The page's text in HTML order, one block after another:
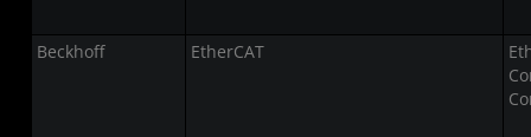
Beckhoff EtherCAT